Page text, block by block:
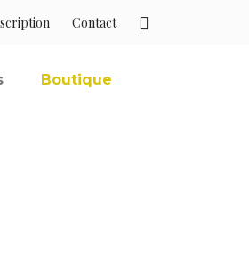
Contact
Boutique